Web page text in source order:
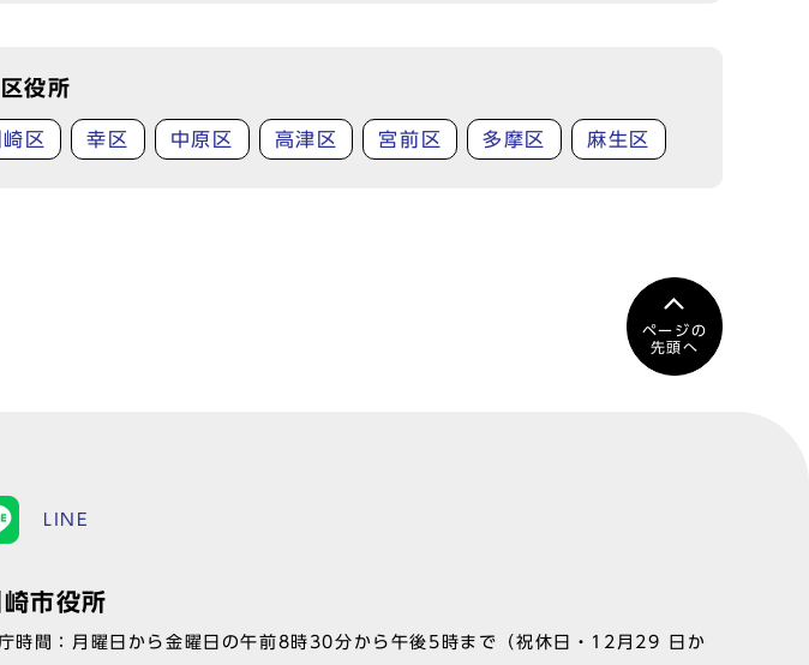
区役所
崎区 幸区 中原区 高津区 宮前区 多摩区 麻生区
ページの
先頭へ
LINE
崎市役所
時間：月曜日から金曜日の午前8時30分から午後5時まで（祝休日・12月29 日か